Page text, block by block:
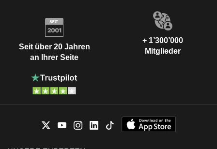
Seit über 20 Jahren
an Ihrer Seite
+ 1’300’000
Mitglieder